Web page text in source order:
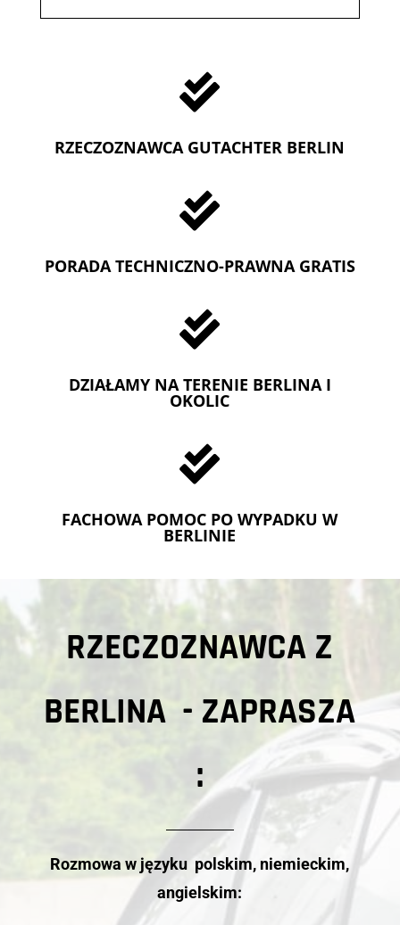

RZECZOZNAWCA GUTACHTER BERLIN

PORADA TECHNICZNO-PRAWNA GRATIS

DZIAŁAMY NA TERENIE BERLINA I
OKOLIC

FACHOWA POMOC PO WYPADKU W
BERLINIE
RZECZOZNAWCA Z
BERLINA - ZAPRASZA
:
Rozmowa w języku polskim, niemieckim,
angielskim: